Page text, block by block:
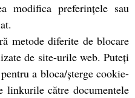
modifica preferințele sau
metode diferite de blocare
de site-urile web. Puteți
a bloca/șterge cookie-
linkurile către documentele